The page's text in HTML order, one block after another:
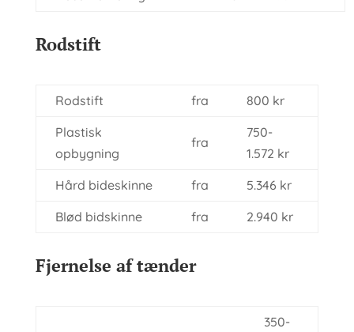
Rodstift
Rodstift fra
800 kr
Plastisk
opbygning
fra
750-
1.572 kr
Hård bideskinne
fra
5.346 kr
Blød bidskinne
fra 2.940 kr
Fjernelse af tænder
350-